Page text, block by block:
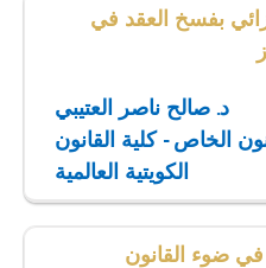
بفسخ العقد في
د. صالح ناصر العتيبي
الخاص - كلية القانون
الكويتية العالمية
ضوء القانون